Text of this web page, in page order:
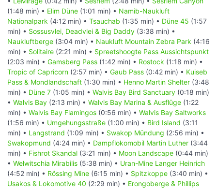
(1:48 min) • Elim Düne (1:01 min) • Namib-Naukluft
Nationalpark (4:12 min) • Tsauchab (1:35 min) • Düne 45 (1:57
min) • Sossusvlei, Deadvlei & Big Daddy (3:38 min) •
Naukluftberge (3:04 min) • Naukluft Mountain Zebra Park (4:16
min) • Solitaire (2:21 min) • Spreetshoogte Pass Aussichtspunkt
(2:03 min) • Gamsberg Pass (1:42 min) • Rostock (1:18 min) •
Tropic of Capricorn (2:57 min) • Gaub Pass (0:42 min) • Kuiseb
Pass & Mondlandschaft (1:30 min) • Henno Martin Shelter (3:48
min) • Düne 7 (1:05 min) • Walvis Bay Bird Sanctuary (0:18 min)
• Walvis Bay (2:13 min) • Walvis Bay Marina & Ausflüge (1:22
min) • Walvis Bay Flamingos (0:56 min) • Walvis Bay Saltworks
(1:56 min) • Umgehungsstraße (1:00 min) • Bird Island (3:11
min) • Langstrand (1:09 min) • Swakop Mündung (2:56 min) •
Swakopmund (4:24 min) • Dampflokomobil Martin Luther (3:44
min) • Fishrot Skandal (3:21 min) • Moon Landscape (0:44 min)
• Welwitschia Mirabilis (5:38 min) • Uran-Mine Langer Heinrich
(4:52 min) • Rössing Mine (6:15 min) • Spitzkoppe (3:40 min) •
Usakos & Lokomotive 40 (2:29 min) • Erongoberge & Phillips